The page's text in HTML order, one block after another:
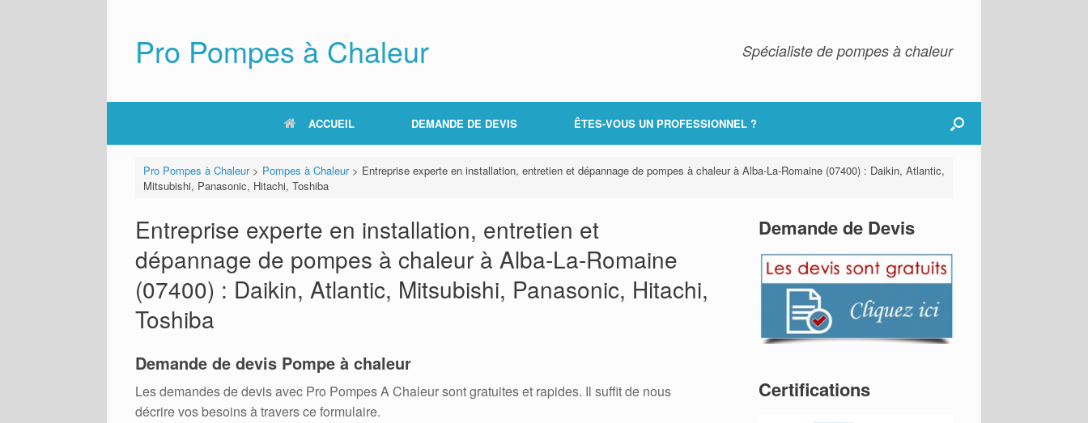
Pro Pompes à Chaleur Spécialiste de pompes à chaleur
ACCUEIL DEMANDE DE DEVIS ÊTES-VOUS UN PROFESSIONNEL ?
Pro Pompes à Chaleur> Pompes à Chaleur> Entreprise experte en installation, entretien et dépannage de pompes à chaleur à Alba-La-Romaine (07400) : Daikin, Atlantic,
Mitsubishi, Panasonic, Hitachi, Toshiba
Entreprise experte en installation, entretien et
dépannage de pompes à chaleur à Alba-La-Romaine
(07400) : Daikin, Atlantic, Mitsubishi, Panasonic, Hitachi,
Toshiba
Demande de devis Pompe à chaleur
Les demandes de devis avec Pro Pompes A Chaleur sont gratuites et rapides. Il suffit de nous
décrire vos besoins à travers ce formulaire.
Demande de Devis
Certifications